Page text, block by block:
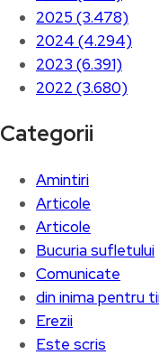
2025 (3.478)
2024 (4.294)
2023 (6.391)
2022 (3.680)
Categorii
Amintiri
Articole
Articole
Bucuria sufletului
Comunicate
din inima pentru
Erezii
Este scris